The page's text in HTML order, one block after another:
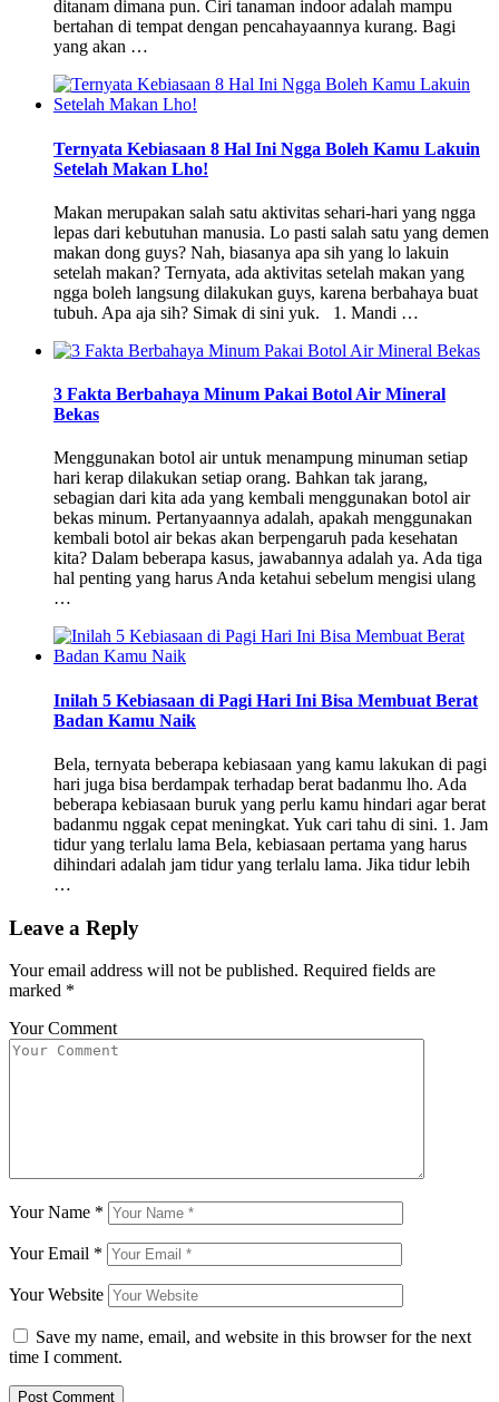
ditanam dimana pun. Ciri tanaman indoor adalah mampu
bertahan di tempat dengan pencahayaannya kurang. Bagi
yang akan …
Ternyata Kebiasaan 8 Hal Ini Ngga Boleh Kamu Lakuin
Setelah Makan Lho!
Makan merupakan salah satu aktivitas sehari-hari yang ngga
lepas dari kebutuhan manusia. Lo pasti salah satu yang demen
makan dong guys? Nah, biasanya apa sih yang lo lakuin
setelah makan? Ternyata, ada aktivitas setelah makan yang
ngga boleh langsung dilakukan guys, karena berbahaya buat
tubuh. Apa aja sih? Simak di sini yuk. 1. Mandi …
3 Fakta Berbahaya Minum Pakai Botol Air Mineral
Bekas
Menggunakan botol air untuk menampung minuman setiap
hari kerap dilakukan setiap orang. Bahkan tak jarang,
sebagian dari kita ada yang kembali menggunakan botol air
bekas minum. Pertanyaannya adalah, apakah menggunakan
kembali botol air bekas akan berpengaruh pada kesehatan
kita? Dalam beberapa kasus, jawabannya adalah ya. Ada tiga
hal penting yang harus Anda ketahui sebelum mengisi ulang
…
Inilah 5 Kebiasaan di Pagi Hari Ini Bisa Membuat Berat
Badan Kamu Naik
Bela, ternyata beberapa kebiasaan yang kamu lakukan di pagi
hari juga bisa berdampak terhadap berat badanmu lho. Ada
beberapa kebiasaan buruk yang perlu kamu hindari agar berat
badanmu nggak cepat meningkat. Yuk cari tahu di sini. 1. Jam
tidur yang terlalu lama Bela, kebiasaan pertama yang harus
dihindari adalah jam tidur yang terlalu lama. Jika tidur lebih
…
Leave a Reply
Your email address will not be published. Required fields are
marked *
Your Comment
Your Name *
Your Email *
Your Website
Save my name, email, and website in this browser for the next
time I comment.